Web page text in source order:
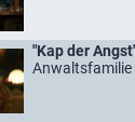
"Kap der
Anwaltsfamilie